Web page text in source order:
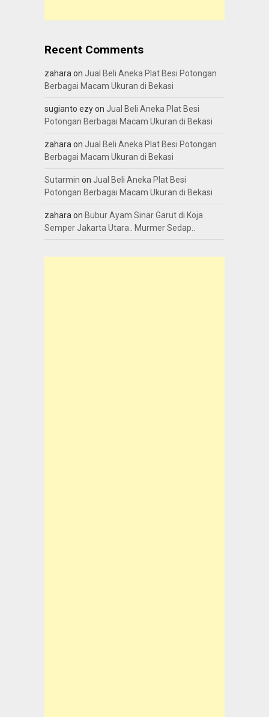
Recent Comments
zahara on Jual Beli Aneka Plat Besi Potongan
Berbagai Macam Ukuran di Bekasi
sugianto ezyon Jual Beli Aneka Plat Besi
Potongan Berbagai Macam Ukuran di Bekasi
zahara on Jual Beli Aneka Plat Besi Potongan
Berbagai Macam Ukuran di Bekasi
Sutarmin on Jual Beli Aneka Plat Besi
Potongan Berbagai Macam Ukuran di Bekasi
zahara on Bubur Ayam Sinar Garut di Koja
Semper Jakarta Utara.. Murmer Sedap..